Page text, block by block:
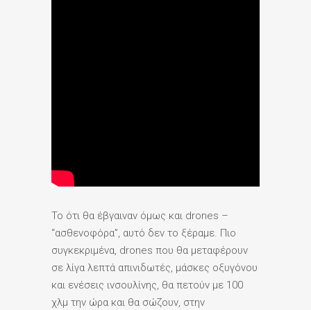
Το ότι θα έβγαιναν όμως και drones –
“ασθενοφόρα”, αυτό δεν το ξέραμε. Πιο
συγκεκριμένα, drones που θα μεταφέρουν
σε λίγα λεπτά απινιδωτές, μάσκες οξυγόνου
και ενέσεις ινσουλίνης, θα πετούν με 100
χλμ την ώρα και θα σώζουν, στην